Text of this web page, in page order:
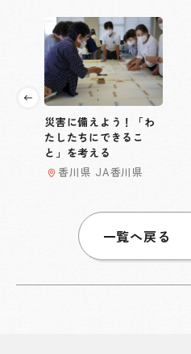
災害に備えよう！「わ
たしたちにできるこ
と」を考える
香川県 JA香川県
一覧へ戻る